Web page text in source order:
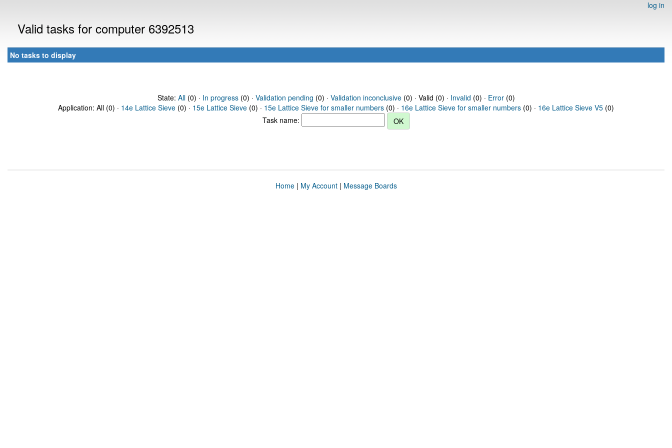
log in
Valid tasks for computer 6392513
No tasks to display
State: All(0) · In progress(0) · Validation pending (0) · Validation inconclusive(0) · Valid (0) · Invalid (0) · Error(0)
Application: All (0) · 14e Lattice Sieve (0) · 15e Lattice Sieve (0) · 15e Lattice Sieve for smaller numbers (0) · 16e Lattice Sieve for smaller numbers (0) · 16e Lattice Sieve V5 (0)
Task name:
Home| My Account| Message Boards